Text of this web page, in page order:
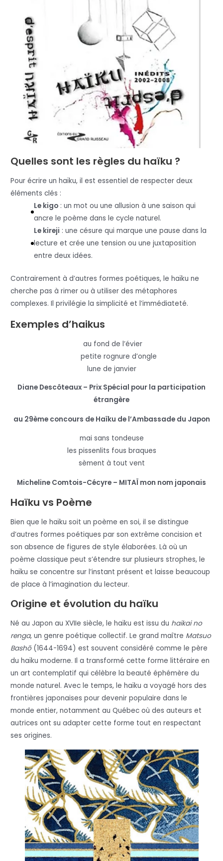
Quelles sont les règles du haïku ?
Pour écrire un haïku, il est essentiel de respecter deux
éléments clés :
Le kigo : un mot ou une allusion à une saison qui
ancre le poème dans le cycle naturel.
Le kireji : une césure qui marque une pause dans la
lecture et crée une tension ou une juxtaposition
entre deux idées.
Contrairement à d’autres formes poétiques, le haïku ne
cherche pas à rimer ou à utiliser des métaphores
complexes. Il privilégie la simplicité et l’immédiateté.
Exemples d’haikus
au fond de l’évier
petite rognure d’ongle
lune de janvier
Diane Descôteaux – Prix Spécial pour la participation
étrangère
au 29ème concours de Haïku de l’Ambassade du Japon
mai sans tondeuse
les pissenlits fous braques
sèment à tout vent
Micheline Comtois-Cécyre – MITAÏ mon nom japonais
Haïku vs Poème
Bien que le haïku soit un poème en soi, il se distingue
d’autres formes poétiques par son extrême concision et
son absence de figures de style élaborées. Là où un
poème classique peut s’étendre sur plusieurs strophes, le
haïku se concentre sur l’instant présent et laisse beaucoup
de place à l’imagination du lecteur.
Origine et évolution du haïku
Né au Japon au XVIIe siècle, le haïku est issu du haikai no
renga, un genre poétique collectif. Le grand maître Matsuo
Bashō(1644-1694) est souvent considéré comme le père
du haïku moderne. Il a transformé cette forme littéraire en
un art contemplatif qui célèbre la beauté éphémère du
monde naturel. Avec le temps, le haïku a voyagé hors des
frontières japonaises pour devenir populaire dans le
monde entier, notamment au Québec où des auteurs et
autrices ont su adapter cette forme tout en respectant
ses origines.